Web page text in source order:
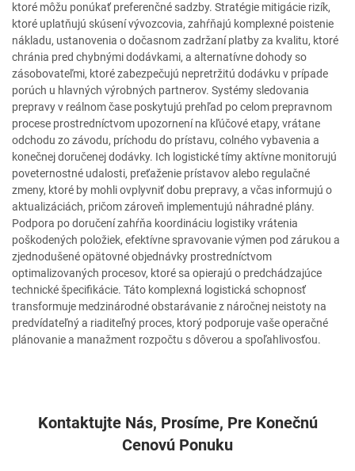
ktoré môžu ponúkať preferenčné sadzby. Stratégie mitigácie rizík,
ktoré uplatňujú skúsení vývozcovia, zahŕňajú komplexné poistenie
nákladu, ustanovenia o dočasnom zadržaní platby za kvalitu, ktoré
chránia pred chybnými dodávkami, a alternatívne dohody so
zásobovateľmi, ktoré zabezpečujú nepretržitú dodávku v prípade
porúch u hlavných výrobných partnerov. Systémy sledovania
prepravy v reálnom čase poskytujú prehľad po celom prepravnom
procese prostredníctvom upozornení na kľúčové etapy, vrátane
odchodu zo závodu, príchodu do prístavu, colného vybavenia a
konečnej doručenej dodávky. Ich logistické tímy aktívne monitorujú
poveternostné udalosti, preťaženie prístavov alebo regulačné
zmeny, ktoré by mohli ovplyvniť dobu prepravy, a včas informujú o
aktualizáciách, pričom zároveň implementujú náhradné plány.
Podpora po doručení zahŕňa koordináciu logistiky vrátenia
poškodených položiek, efektívne spravovanie výmen pod zárukou a
zjednodušené opätovné objednávky prostredníctvom
optimalizovaných procesov, ktoré sa opierajú o predchádzajúce
technické špecifikácie. Táto komplexná logistická schopnosť
transformuje medzinárodné obstarávanie z náročnej neistoty na
predvídateľný a riaditeľný proces, ktorý podporuje vaše operačné
plánovanie a manažment rozpočtu s dôverou a spoľahlivosťou.
Kontaktujte Nás, Prosíme, Pre Konečnú
Cenovú Ponuku